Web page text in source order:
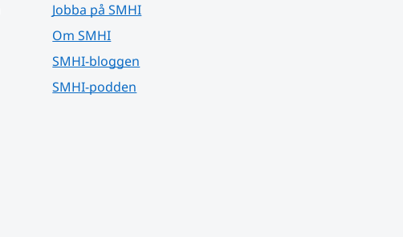
Jobba på SMHI
Om SMHI
SMHI-bloggen
SMHI-podden